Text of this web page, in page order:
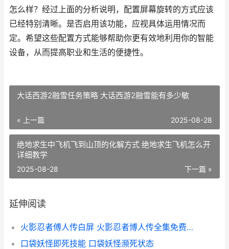
怎么样？经过上面的分析说明，配置屏幕旋转的方式应该
已经特别清晰。是否启用该功能，应视具体运用情况而
定。希望这些配置方式能够帮助你更有效地利用你的智能
设备，从而提高职业和生活的便捷性。
大话西游2融雪任务策略 大话西游2融雪能有多少敏
« 上一篇 2025-08-28
绝地求生中飞机飞到山顶的化解方式 绝地求生飞机怎么开
详细教学
下一篇 »
2025-08-28
延伸阅读
火影忍者傅人传白屏 火影忍者博人传全集免费观看
口袋妖怪即死技能 口袋妖怪濒死状态